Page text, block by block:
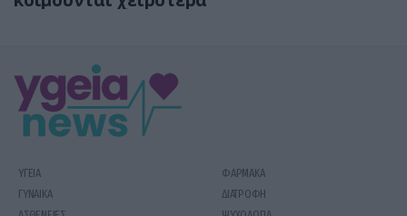
ΥΓΕΙΑ
ΦΑΡΜΑΚΑ
ΓΥΝΑΙΚΑ
ΔΙΑΤΡΟΦΗ